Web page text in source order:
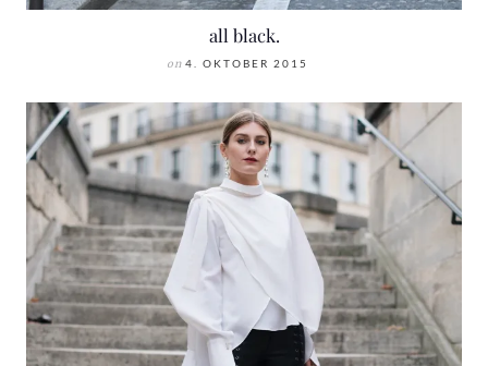
all black.
on 4. OKTOBER 2015